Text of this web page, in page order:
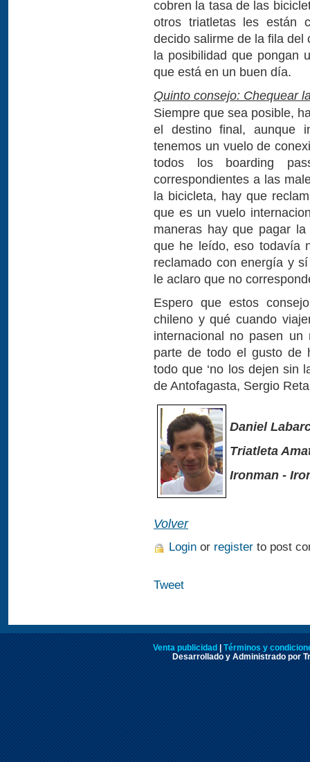
cobren la tasa de las
otros triatletas les están
decido salirme de la fila
la posibilidad que pongan
que está en un buen día.
Quinto consejo: Chequear
Siempre que sea posible,
el destino final, aunque
tenemos un vuelo de
todos los boarding
correspondientes a las
la bicicleta, hay que
que es un vuelo
maneras hay que pagar
que he leído, eso todavía
reclamado con energía y
le aclaro que no
Espero que estos
chileno y qué cuando
internacional no pasen
parte de todo el gusto de
todo que ‘no los dejen sin
de Antofagasta, Sergio
Daniel
Triatleta
Ironman -
Volver
Login or register to post
Tweet
Venta publicidad
Términos y
Desarrollado y Administrado por